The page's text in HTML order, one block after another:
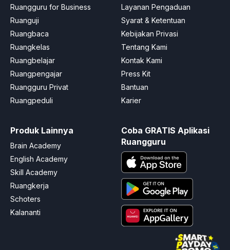
Ruangguru for Business
Ruanguji
Ruangbaca
Ruangkelas
Ruangbelajar
Ruangpengajar
Ruangguru Privat
Ruangpeduli
Layanan Pengaduan
Syarat & Ketentuan
Kebijakan Privasi
Tentang Kami
Kontak Kami
Press Kit
Bantuan
Karier
Produk Lainnya
Brain Academy
English Academy
Skill Academy
Ruangkerja
Schoters
Kalananti
Coba GRATIS Aplikasi
Ruangguru